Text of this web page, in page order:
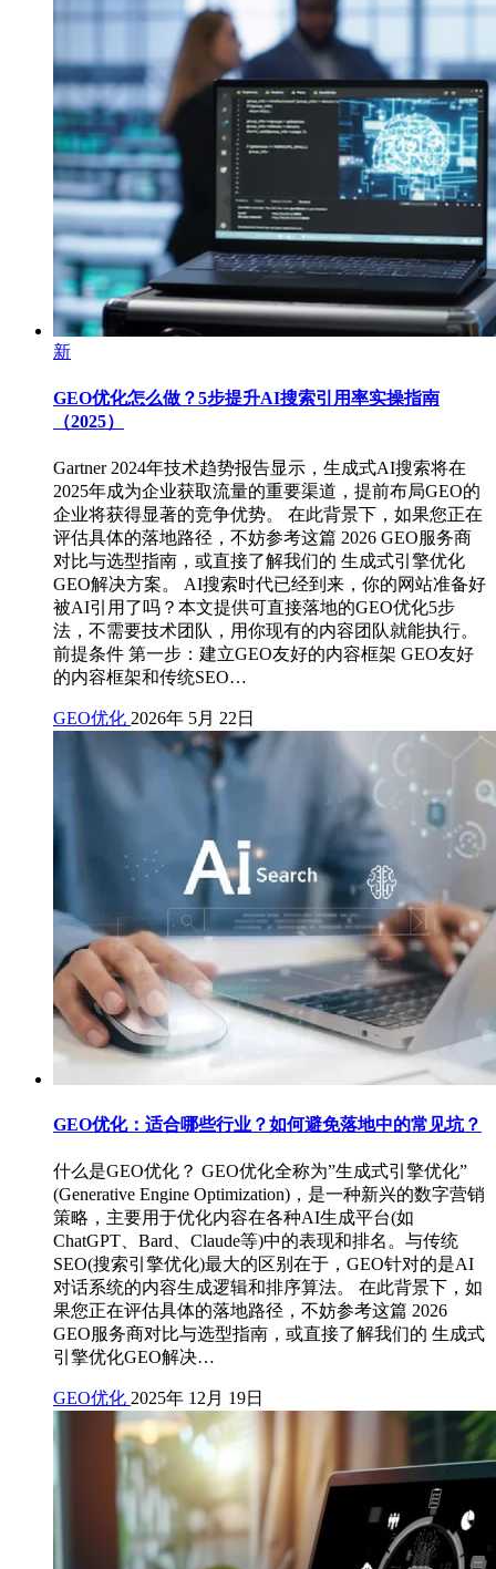
新
GEO优化怎么做？5步提升AI搜索引用率实操指南
（2025）
Gartner 2024年技术趋势报告显示，生成式AI搜索将在
2025年成为企业获取流量的重要渠道，提前布局GEO的
企业将获得显著的竞争优势。 在此背景下，如果您正在
评估具体的落地路径，不妨参考这篇 2026 GEO服务商
对比与选型指南，或直接了解我们的 生成式引擎优化
GEO解决方案。 AI搜索时代已经到来，你的网站准备好
被AI引用了吗？本文提供可直接落地的GEO优化5步
法，不需要技术团队，用你现有的内容团队就能执行。
前提条件 第一步：建立GEO友好的内容框架 GEO友好
的内容框架和传统SEO…
GEO优化 2026年 5月 22日
GEO优化：适合哪些行业？如何避免落地中的常见坑？
什么是GEO优化？ GEO优化全称为”生成式引擎优化”
(Generative Engine Optimization)，是一种新兴的数字营销
策略，主要用于优化内容在各种AI生成平台(如
ChatGPT、Bard、Claude等)中的表现和排名。与传统
SEO(搜索引擎优化)最大的区别在于，GEO针对的是AI
对话系统的内容生成逻辑和排序算法。 在此背景下，如
果您正在评估具体的落地路径，不妨参考这篇 2026
GEO服务商对比与选型指南，或直接了解我们的 生成式
引擎优化GEO解决…
GEO优化 2025年 12月 19日